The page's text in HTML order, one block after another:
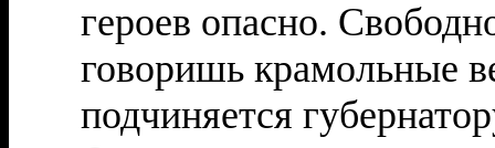
героев опасно.
говоришь крамольные
подчиняется